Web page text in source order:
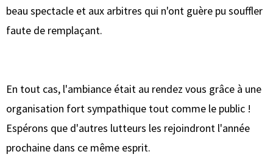
beau spectacle et aux arbitres qui n'ont guère pu souffler
faute de remplaçant.
En tout cas, l'ambiance était au rendez vous grâce à une
organisation fort sympathique tout comme le public !
Espérons que d'autres lutteurs les rejoindront l'année
prochaine dans ce même esprit.